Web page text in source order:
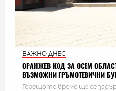
ВАЖНО ДНЕС
ОРАНЖЕВ КОД ЗА ОСЕМ
ВЪЗМОЖНИ ГРЪМОТЕВИЧНИ
Горещото време ще се